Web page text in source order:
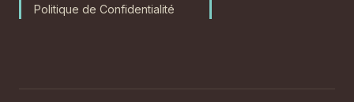
Politique de Confidentialité